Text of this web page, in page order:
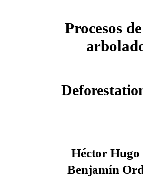
Procesos
Héctor Hugo
Benjamín